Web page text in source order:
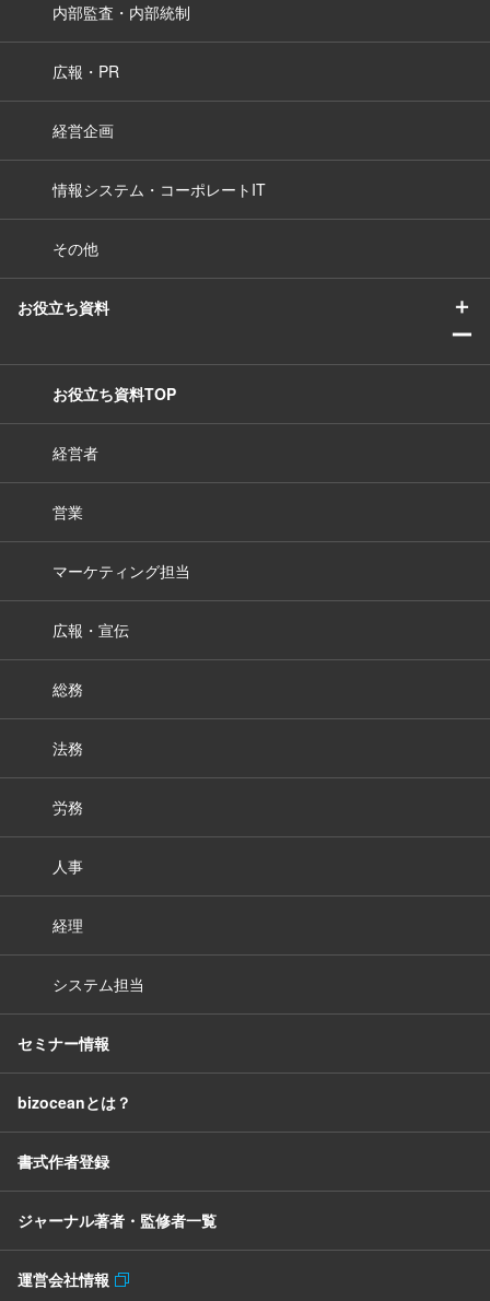
内部監査・内部統制
広報・PR
経営企画
情報システム・コーポレートIT
その他
お役立ち資料
＋
ー
お役立ち資料TOP
経営者
営業
マーケティング担当
広報・宣伝
総務
法務
労務
人事
経理
システム担当
セミナー情報
bizoceanとは？
書式作者登録
ジャーナル著者・監修者一覧
運営会社情報